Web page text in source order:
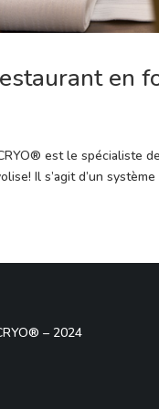
en
est le spécialiste
Il s’agit d’un
– 2024